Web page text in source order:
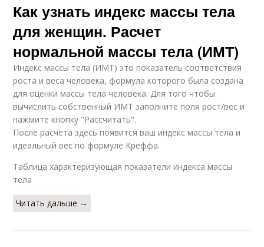
Как узнать индекс массы тела
для женщин. Расчет
нормальной массы тела (ИМТ)
Индекс массы тела (ИМТ) это показатель соответствия
роста и веса человека, формула которого была создана
для оценки массы тела человека. Для того чтобы
вычислить собственный ИМТ заполните поля рост/вес и
нажмите кнопку "Рассчитать".
После расчёта здесь появится ваш индекс массы тела и
идеальный вес по формуле Креффа.
Таблица характеризующая показатели индекса массы
тела
Читать дальше →